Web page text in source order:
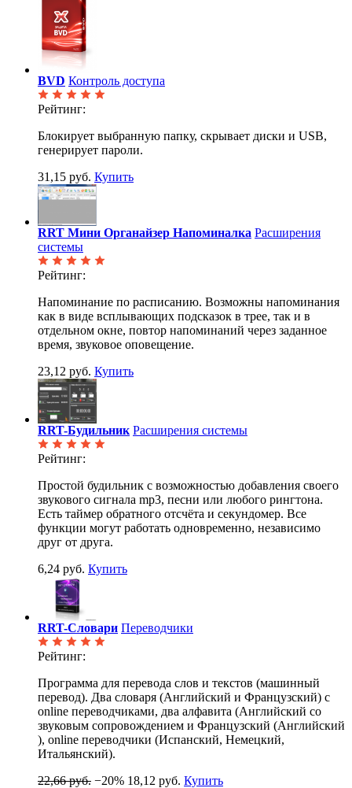
BVD Контроль доступа
Рейтинг:
Блокирует выбранную папку, скрывает диски и USB,
генерирует пароли.
31,15 руб. Купить
RRT Мини Органайзер Напоминалка Расширения
системы
Рейтинг:
Напоминание по расписанию. Возможны напоминания
как в виде всплывающих подсказок в трее, так и в
отдельном окне, повтор напоминаний через заданное
время, звуковое оповещение.
23,12 руб. Купить
RRT-Будильник Расширения системы
Рейтинг:
Простой будильник с возможностью добавления своего
звукового сигнала mp3, песни или любого рингтона.
Есть таймер обратного отсчёта и секундомер. Все
функции могут работать одновременно, независимо
друг от друга.
6,24 руб. Купить
RRT-Словари Переводчики
Рейтинг:
Программа для перевода слов и текстов (машинный
перевод). Два словаря (Английский и Французский) с
online переводчиками, два алфавита (Английский со
звуковым сопровождением и Французский (Английский
), online переводчики (Испанский, Немецкий,
Итальянский).
22,66 руб. −20% 18,12 руб. Купить